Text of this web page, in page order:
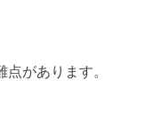
があります。